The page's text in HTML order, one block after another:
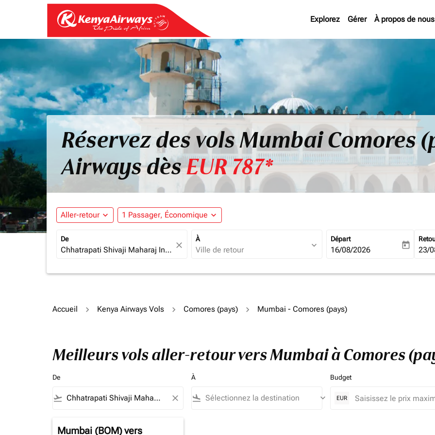
Explorez Gérer À propos de nous
Réservez des vols Mumbai Comores
Airways dèsEUR 787*
Aller-retour expand_more 1 Passager, Économique expand_more
De
close
À
expand_more
Départ
fc-booking-departure-date-
16/08/2026 today fc-
23/
Accueil Kenya Airways Vols Comores (pays) Mumbai - Comores (pays)
Meilleurs vols aller-retour vers Mumbai à Comores
De
flight_takeoff close
À
flight_land keyboard_arrow_down
Budget
EUR
Mumbai (BOM)vers